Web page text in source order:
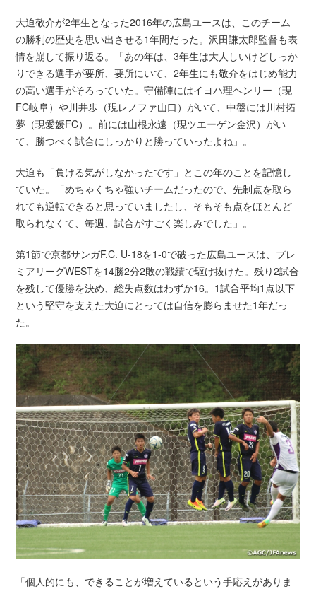
大迫敬介が2年生となった2016年の広島ユースは、このチーム
の勝利の歴史を思い出させる1年間だった。沢田謙太郎監督も表
情を崩して振り返る。「あの年は、3年生は大人しいけどしっか
りできる選手が要所、要所にいて、2年生にも敬介をはじめ能力
の高い選手がそろっていた。守備陣にはイヨハ理ヘンリー（現
FC岐阜）や川井歩（現レノファ山口）がいて、中盤には川村拓
夢（現愛媛FC）。前には山根永遠（現ツエーゲン金沢）がい
て、勝つべく試合にしっかりと勝っていったよね」。
大迫も「負ける気がしなかったです」とこの年のことを記憶し
ていた。「めちゃくちゃ強いチームだったので、先制点を取ら
れても逆転できると思っていましたし、そもそも点をほとんど
取られなくて、毎週、試合がすごく楽しみでした」。
第1節で京都サンガF.C. U-18を1-0で破った広島ユースは、プレ
ミアリーグWESTを14勝2分2敗の戦績で駆け抜けた。残り2試合
を残して優勝を決め、総失点数はわずか16。1試合平均1点以下
という堅守を支えた大迫にとっては自信を膨らませた1年だっ
た。
「個人的にも、できることが増えているという手応えがありま